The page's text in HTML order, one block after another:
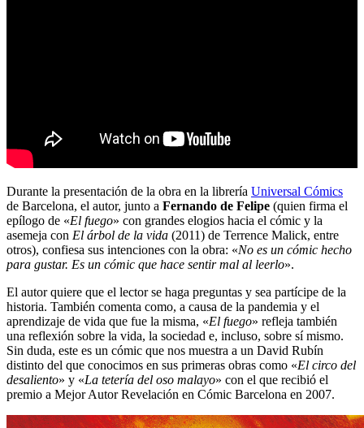
Durante la presentación de la obra en la librería Universal Cómics
de Barcelona, el autor, junto a Fernando de Felipe (quien firma el
epílogo de «El fuego» con grandes elogios hacia el cómic y la
asemeja con El árbol de la vida (2011) de Terrence Malick, entre
otros), confiesa sus intenciones con la obra: «No es un cómic hecho
para gustar. Es un cómic que hace sentir mal al leerlo».
El autor quiere que el lector se haga preguntas y sea partícipe de la
historia. También comenta como, a causa de la pandemia y el
aprendizaje de vida que fue la misma, «El fuego» refleja también
una reflexión sobre la vida, la sociedad e, incluso, sobre sí mismo.
Sin duda, este es un cómic que nos muestra a un David Rubín
distinto del que conocimos en sus primeras obras como «El circo del
desaliento» y «La tetería del oso malayo» con el que recibió el
premio a Mejor Autor Revelación en Cómic Barcelona en 2007.